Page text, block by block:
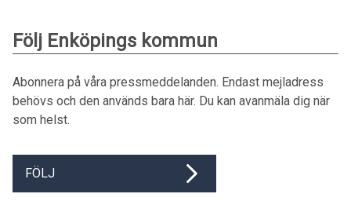
Följ Enköpings kommun
Abonnera på våra pressmeddelanden. Endast mejladress
behövs och den används bara här. Du kan avanmäla dig när
som helst.
FÖLJ